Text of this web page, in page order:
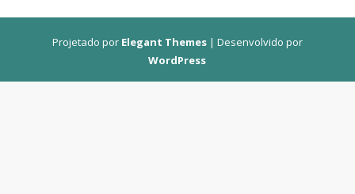
Projetado por Elegant Themes| Desenvolvido por
WordPress